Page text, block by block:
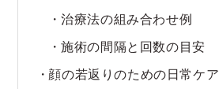
治療法の組み合わせ例
施術の間隔と回数の目安
顔の若返りのための日常ケア